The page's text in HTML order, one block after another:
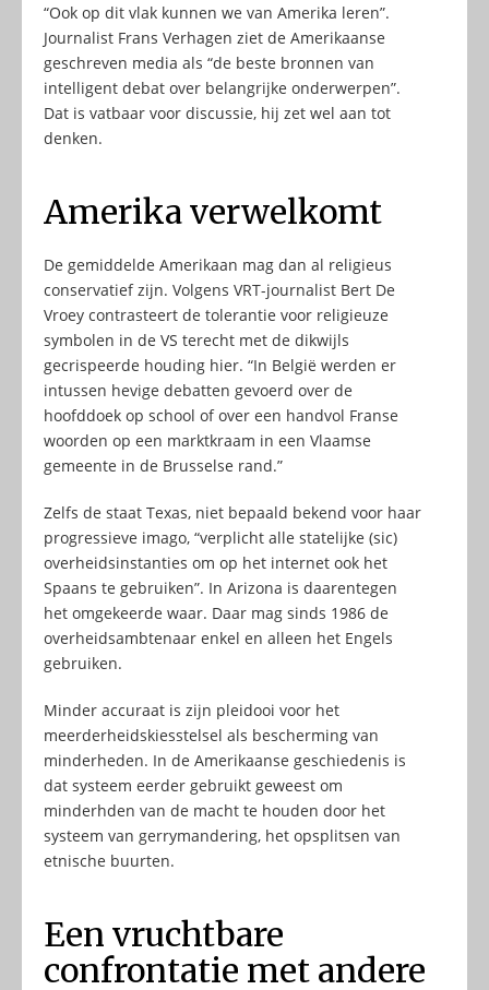
“Ook op dit vlak kunnen we van Amerika leren”.
Journalist Frans Verhagen ziet de Amerikaanse
geschreven media als “de beste bronnen van
intelligent debat over belangrijke onderwerpen”.
Dat is vatbaar voor discussie, hij zet wel aan tot
denken.
Amerika verwelkomt
De gemiddelde Amerikaan mag dan al religieus
conservatief zijn. Volgens VRT-journalist Bert De
Vroey contrasteert de tolerantie voor religieuze
symbolen in de VS terecht met de dikwijls
gecrispeerde houding hier. “In België werden er
intussen hevige debatten gevoerd over de
hoofddoek op school of over een handvol Franse
woorden op een marktkraam in een Vlaamse
gemeente in de Brusselse rand.”
Zelfs de staat Texas, niet bepaald bekend voor haar
progressieve imago, “verplicht alle statelijke (sic)
overheidsinstanties om op het internet ook het
Spaans te gebruiken”. In Arizona is daarentegen
het omgekeerde waar. Daar mag sinds 1986 de
overheidsambtenaar enkel en alleen het Engels
gebruiken.
Minder accuraat is zijn pleidooi voor het
meerderheidskiesstelsel als bescherming van
minderheden. In de Amerikaanse geschiedenis is
dat systeem eerder gebruikt geweest om
minderhden van de macht te houden door het
systeem van gerrymandering, het opsplitsen van
etnische buurten.
Een vruchtbare
confrontatie met andere